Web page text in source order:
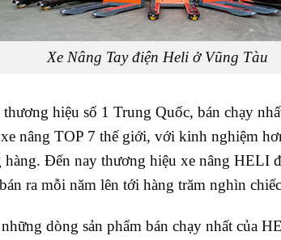
Xe Nâng Tay điện Heli ở Vũng Tàu
hiệu số 1 Trung Quốc, bán chạy
nâng TOP 7 thế giới, với kinh nghiệm
hàng. Đến nay thương hiệu xe nâng HELI
ra mỗi năm lên tới hàng trăm nghìn
dòng sản phẩm bán chạy nhất của